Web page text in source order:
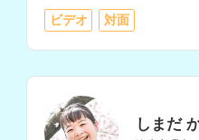
ビデオ 対面
しまだ